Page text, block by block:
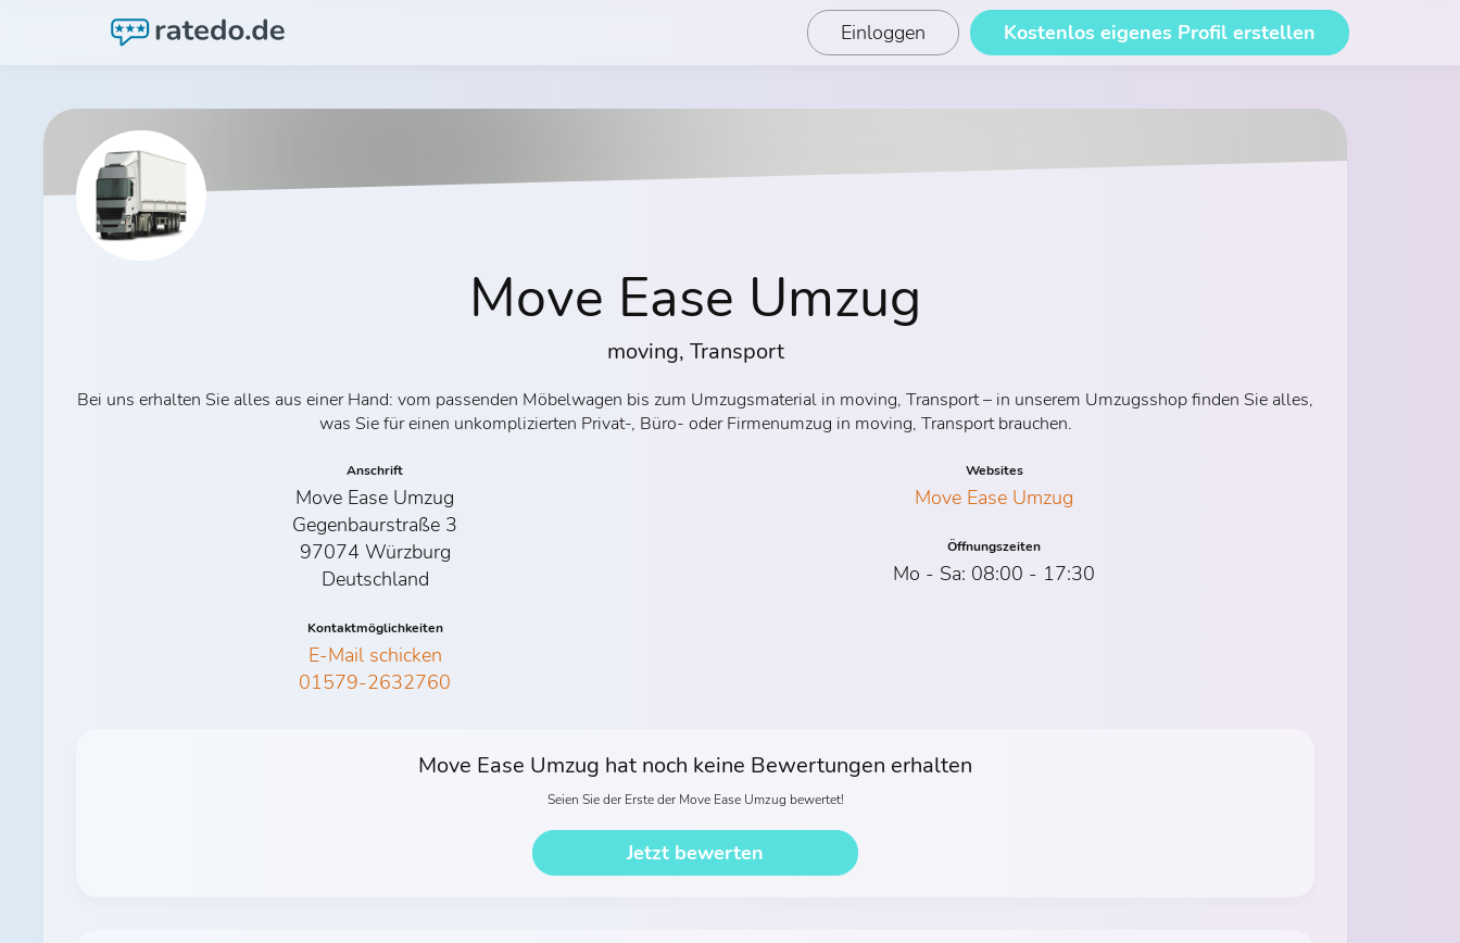
Einloggen Kostenlos eigenes Profil erstellen
Move Ease Umzug
moving, Transport
Bei uns erhalten Sie alles aus einer Hand: vom passenden Möbelwagen bis zum Umzugsmaterial in moving, Transport – in unserem Umzugsshop finden Sie alles,
was Sie für einen unkomplizierten Privat-, Büro- oder Firmenumzug in moving, Transport brauchen.
Anschrift
Move Ease Umzug
Gegenbaurstraße 3
97074 Würzburg
Deutschland
Kontaktmöglichkeiten
E-Mail schicken
01579-2632760
Websites
Move Ease Umzug
Öffnungszeiten
Mo - Sa: 08:00 - 17:30
Move Ease Umzug hat noch keine Bewertungen erhalten
Seien Sie der Erste der Move Ease Umzug bewertet!
Jetzt bewerten